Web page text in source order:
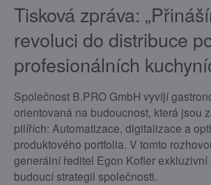
Tisková zpráva:
revoluci do distribuce
profesionálních
Společnost B.PRO GmbH vyvíjí
orientovaná na budoucnost, která jsou
pilířích: Automatizace, digitalizace a
produktového portfolia. V tomto
generální ředitel Egon Kofler exkluzivní
budoucí strategii společnosti.